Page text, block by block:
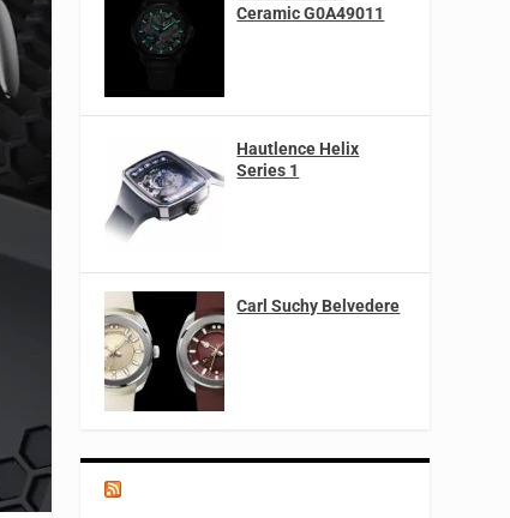
Ceramic G0A49011
Hautlence Helix
Series 1
Carl Suchy Belvedere